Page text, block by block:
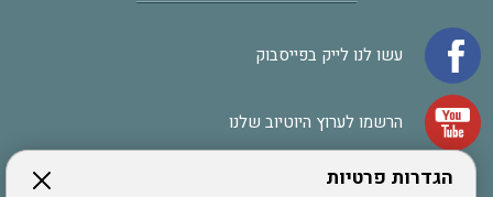
הגדרות פרטיות
עשו לנו לייק בפייסבוק
הרשמו לערוץ היוטיוב שלנו